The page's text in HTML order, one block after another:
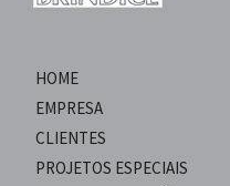
HOME
EMPRESA
CLIENTES
PROJETOS ESPECIAIS